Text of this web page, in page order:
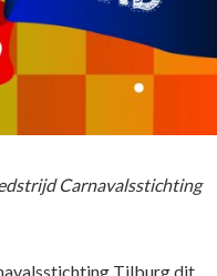
Carnavalsstichting
Tilburg dit